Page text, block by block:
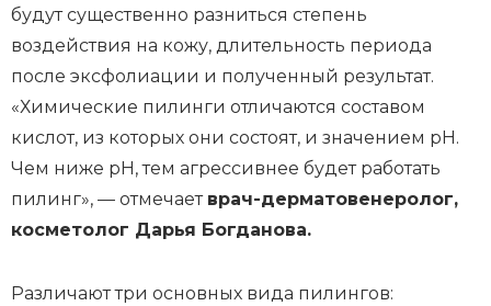
будут существенно разниться степень
воздействия на кожу, длительность периода
после эксфолиации и полученный результат.
«Химические пилинги отличаются составом
кислот, из которых они состоят, и значением pH.
Чем ниже pH, тем агрессивнее будет работать
пилинг», — отмечает врач-дерматовенеролог,
косметолог Дарья Богданова.
Различают три основных вида пилингов: